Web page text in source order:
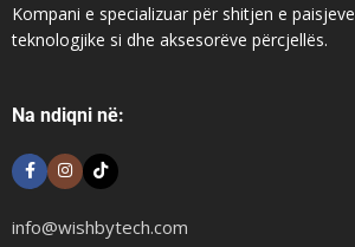
Kompani e specializuar për shitjen e paisjeve
teknologjike si dhe aksesorëve përcjellës.
Na ndiqni në:
info@wishbytech.com